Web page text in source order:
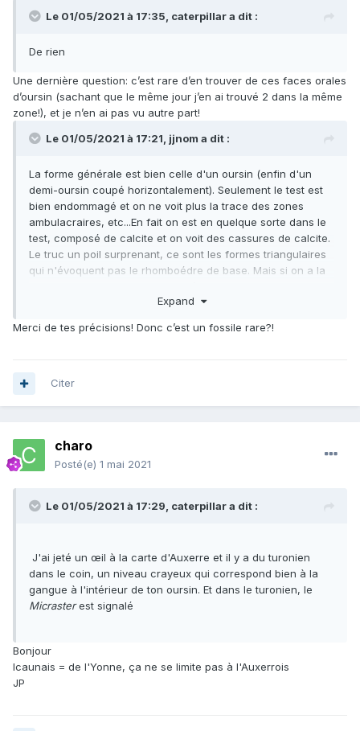
Le 01/05/2021 à 17:35, caterpillara dit :
De rien
Une dernière question: c’est rare d’en trouver de ces faces orales
d’oursin (sachant que le même jour j’en ai trouvé 2 dans la même
zone!), et je n’en ai pas vu autre part!
Le 01/05/2021 à 17:21, jjnom a dit :
La forme générale est bien celle d'un oursin (enfin d'un
demi-oursin coupé horizontalement). Seulement le test est
bien endommagé et on ne voit plus la trace des zones
ambulacraires, etc...En fait on est en quelque sorte dans le
test, composé de calcite et on voit des cassures de calcite.
Le truc un poil surprenant, ce sont les formes triangulaires
qui n'évoquent pas le rhomboédre de base. Mais si on a la
rhomboèdre (et c'est bien le cas chez les oursins), on peut
Expand
Merci de tes précisions! Donc c’est un fossile rare?!
Citer
charo
Posté(e) 1 mai 2021
Le 01/05/2021 à 17:29, caterpillara dit :
J'ai jeté un œil à la carte d'Auxerre et il y a du turonien
dans le coin, un niveau crayeux qui correspond bien à la
gangue à l'intérieur de ton oursin. Et dans le turonien, le
Micrasterest signalé
Bonjour
Icaunais = de l'Yonne, ça ne se limite pas à l'Auxerrois
JP